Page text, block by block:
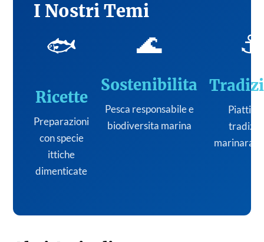
I Nostri Temi
🐟
Ricette
Preparazioni
con specie
ittiche
dimenticate
🌊
Sostenibilita
Pesca responsabile e
biodiversita marina
⚓
Piatti
marinara